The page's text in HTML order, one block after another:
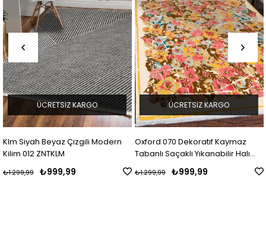
Klm Siyah Beyaz Çizgili Modern
Kilim 012 ZNTKLM
₺999,99
₺1.299,99
ÜCRETSIZ KARGO
Oxford 070 Dekoratif Kaymaz
Tabanlı Saçaklı Yıkanabilir Halı
Yolluk Mdd ZNTKLM
₺999,99
₺1.299,99
ÜCRETSIZ KARGO